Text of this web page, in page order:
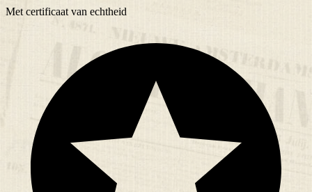
Met certificaat van echtheid